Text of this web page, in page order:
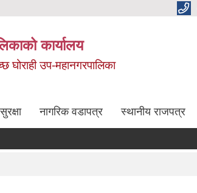
कार्यालय
घोराही उप-महानगरपालिका
नागरिक वडापत्र स्थानीय राजपत्र